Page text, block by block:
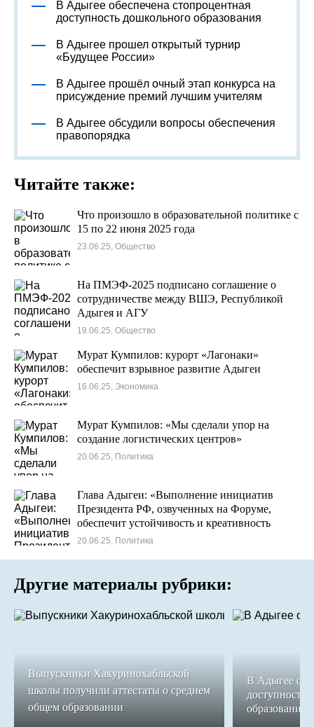
В Адыгее обеспечена стопроцентная
доступность дошкольного образования
В Адыгее прошел открытый турнир
«Будущее России»
В Адыгее прошёл очный этап конкурса на
присуждение премий лучшим учителям
В Адыгее обсудили вопросы обеспечения
правопорядка
Читайте также:
Что произошло в образовательной политике с
15 по 22 июня 2025 года
23.06.25, Общество
На ПМЭФ-2025 подписано соглашение о
сотрудничестве между ВШЭ, Республикой
Адыгея и АГУ
19.06.25, Общество
Мурат Кумпилов: курорт «Лагонаки»
обеспечит взрывное развитие Адыгеи
16.06.25, Экономика
Мурат Кумпилов: «Мы сделали упор на
создание логистических центров»
20.06.25, Политика
Глава Адыгеи: «Выполнение инициатив
Президента РФ, озвученных на Форуме,
обеспечит устойчивость и креативность
экономики»
20.06.25, Политика
Другие материалы рубрики:
Выпускники Хакуринохабльской
школы получили аттестаты о среднем
общем образовании
В Адыгее
доступность
образования